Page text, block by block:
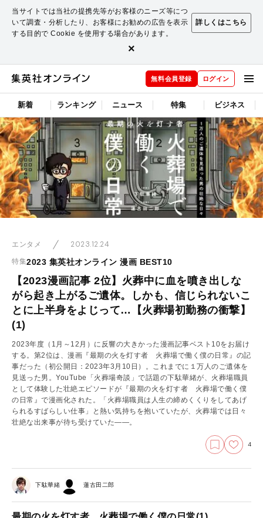
当サイトでは当社の提携先等がお客様のニーズ等につ
いて調査・分析したり、お客様にお勧めの広告を表示
する目的で Cookie を使用する場合があります。
詳しくはこちら
×
無料会員登録 ログイン
新着 ランキング ニュース 特集 ビジネス
エンタメ 2023.12.24
特集2023 集英社オンライン 漫画 BEST10
【2023漫画記事 2位】火葬中に血を噴き出しな
がら起き上がるご遺体。しかも、信じられないこ
とに上半身をよじって…【火葬場初勤務の衝撃】
(1)
2023年度（1月～12月）に反響の大きかった漫画記事ベスト10をお届け
する。第2位は、漫画『最期の火を灯す者 火葬場で働く僕の日常』の記
事だった（初公開日：2023年3月10日）。これまでに１万人のご遺体を
見送った男。YouTube「火葬場奇談」で話題の下駄華緒が、火葬場職員
として体験した壮絶エピソードが『最期の火を灯す者 火葬場で働く僕
の日常』で漫画化された。「火葬場職員は人生の締めくくりをしてあげ
られるすばらしい仕事」と熱い気持ちを抱いていたが、火葬場では日々
壮絶な出来事が待ち受けていた――。
4
下駄華緒 蓮古田二郎